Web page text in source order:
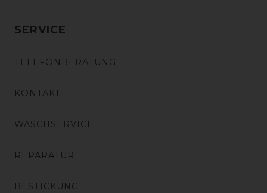
SERVICE
TELEFONBERATUNG
KONTAKT
WASCHSERVICE
REPARATUR
BESTICKUNG